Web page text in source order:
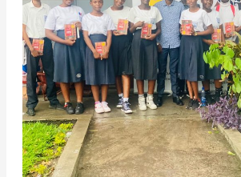
du
trente
mars
deux
mille
vingt-
deux,
tenu